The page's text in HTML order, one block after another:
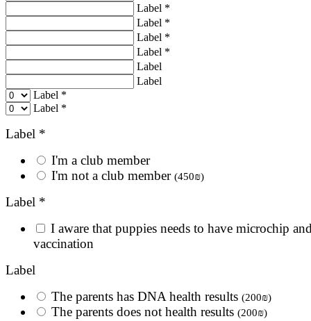
Label *
Label *
Label *
Label *
Label
Label
Label *
Label *
Label *
I'm a club member
I'm not a club member (450₪)
Label *
I aware that puppies needs to have microchip
vaccination
Label
The parents has DNA health results (200₪)
The parents does not health results (200₪)